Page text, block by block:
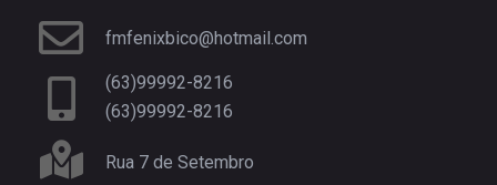
fmfenixbico@hotmail.com
(63)99992-8216
(63)99992-8216
Rua 7 de Setembro